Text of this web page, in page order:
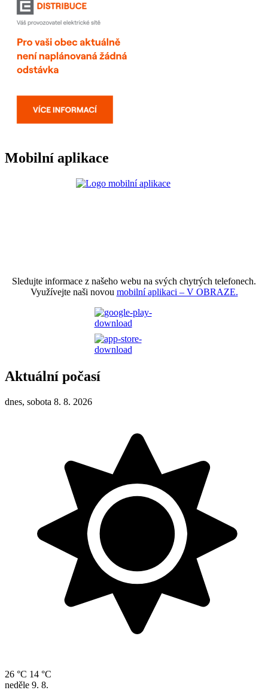
Mobilní aplikace
Sledujte informace z našeho webu na svých chytrých telefonech.
Využívejte naši novou mobilní aplikaci – V OBRAZE.
Aktuální počasí
dnes, sobota 8. 8. 2026
26 °C 14 °C
neděle 9. 8.